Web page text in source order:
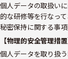
個人データの取扱い
的な研修等を行なっ
秘密保持に関する事
【物理的安全管理措置
個人データを取り扱